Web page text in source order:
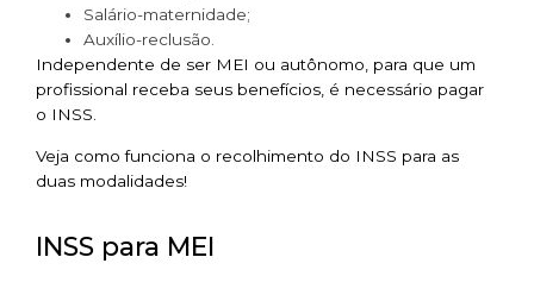
Salário-maternidade;
Auxílio-reclusão.
Independente de ser MEI ou autônomo, para que um
profissional receba seus benefícios, é necessário pagar
o INSS.
Veja como funciona o recolhimento do INSS para as
duas modalidades!
INSS para MEI